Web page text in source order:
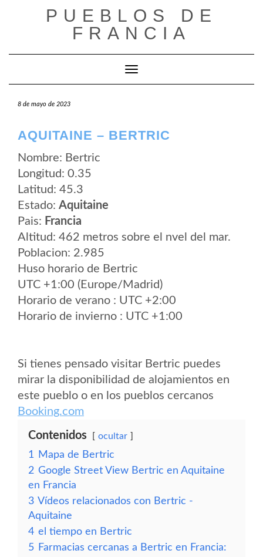
PUEBLOS DE
FRANCIA
Cambiar modo de navegación
8 de mayo de 2023
AQUITAINE – BERTRIC
Nombre: Bertric
Longitud: 0.35
Latitud: 45.3
Estado: Aquitaine
Pais: Francia
Altitud: 462 metros sobre el nvel del mar.
Poblacion: 2.985
Huso horario de Bertric
UTC +1:00 (Europe/Madrid)
Horario de verano : UTC +2:00
Horario de invierno : UTC +1:00
Si tienes pensado visitar Bertric puedes
mirar la disponibilidad de alojamientos en
este pueblo o en los pueblos cercanos
Booking.com
Contenidos ocultar
1
Mapa de Bertric
2 Google Street View Bertric en Aquitaine
en Francia
3 Vídeos relacionados con Bertric -
Aquitaine
4 el tiempo en Bertric
5 Farmacias cercanas a Bertric en Francia: